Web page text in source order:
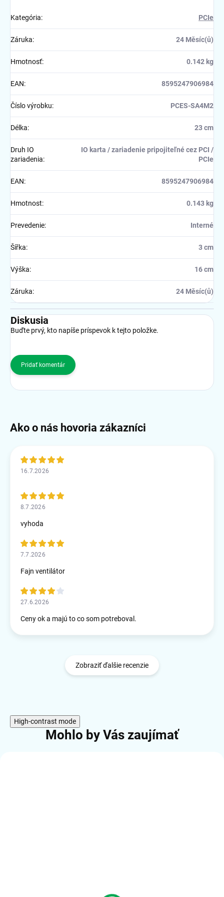
Kategória: PCIe
Záruka: 24 Měsíc(ů)
Hmotnosť: 0.142 kg
EAN: 8595247906984
Číslo výrobku: PCES-SA4M2
Délka: 23 cm
Druh IO
zariadenia:
IO karta / zariadenie pripojiteľné cez PCI /
PCIe
EAN: 8595247906984
Hmotnost: 0.143 kg
Prevedenie: Interné
Šířka: 3 cm
Výška: 16 cm
Záruka: 24 Měsíc(ů)
Diskusia
Buďte prvý, kto napíše príspevok k tejto položke.
Pridať komentár
16.7.2026
8.7.2026
vyhoda
7.7.2026
Fajn ventilátor
27.6.2026
Ceny ok a majú to co som potreboval.
Zobraziť ďalšie recenzie
High-contrast mode
Mohlo by Vás zaujímať